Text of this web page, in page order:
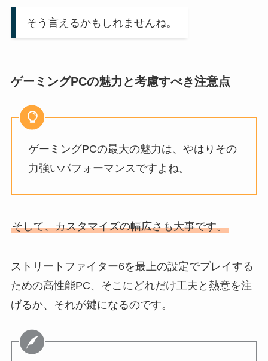
そう言えるかもしれませんね。
ゲーミングPCの魅力と考慮すべき注意点
ゲーミングPCの最大の魅力は、やはりその
力強いパフォーマンスですよね。
そして、カスタマイズの幅広さも大事です。
ストリートファイター6を最上の設定でプレイする
ための高性能PC、そこにどれだけ工夫と熱意を注
げるか、それが鍵になるのです。